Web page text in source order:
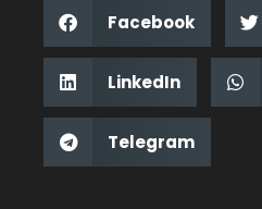
Facebook
LinkedIn
Telegram